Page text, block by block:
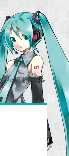
ーの最新情報を